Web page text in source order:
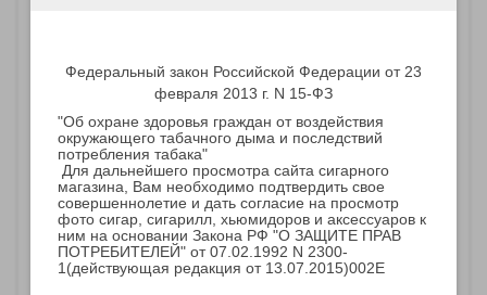
Федеральный закон Российской Федерации от 23
февраля 2013 г. N 15-ФЗ
"Об охране здоровья граждан от воздействия
окружающего табачного дыма и последствий
потребления табака"
Для дальнейшего просмотра сайта сигарного
магазина, Вам необходимо подтвердить свое
совершеннолетие и дать согласие на просмотр
фото сигар, сигарилл, хьюмидоров и аксессуаров к
ним на основании Закона РФ "О ЗАЩИТЕ ПРАВ
ПОТРЕБИТЕЛЕЙ" от 07.02.1992 N 2300-
1(действующая редакция от 13.07.2015)002E
Подарочный набор
аксессуаров для сигар
Howard Miller SET 810-
049
52 483 р.
+
-
Подарочный набор
аксессуаров для сигар
Howard Miller SET-810-
013
32 500 р.
-